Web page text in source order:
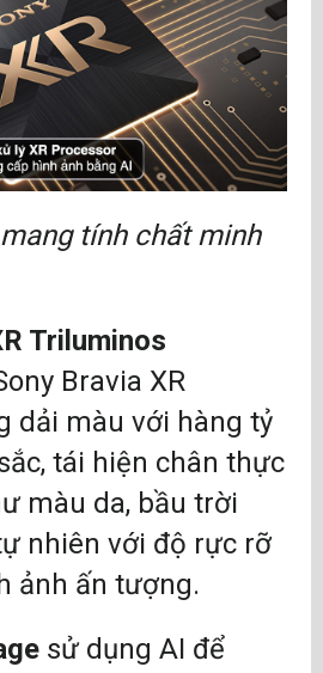
tính chất minh
Triluminos
Bravia XR
dải màu với hàng tỷ
tái hiện chân thực
màu da, bầu trời
nhiên với độ rực rỡ
ảnh ấn tượng.
sử dụng AI để